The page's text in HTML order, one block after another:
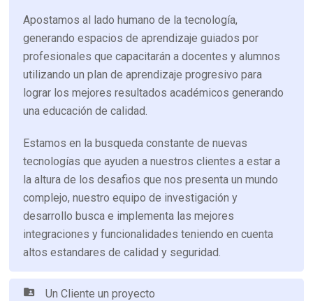
Apostamos al lado humano de la tecnología,
generando espacios de aprendizajeguiados por
profesionales que capacitarána docentes y alumnos
utilizando un plan de aprendizaje progresivopara
lograr los mejores resultados académicos generando
una educación de calidad.
Estamos en la busqueda constante de nuevas
tecnologías que ayuden a nuestros clientes a estara
la altura de los desafios que nos presenta un mundo
complejo, nuestro equipo de investigación y
desarrollo busca e implementa las mejores
integraciones y funcionalidades teniendo en cuenta
altos estandares de calidad y seguridad.
Un Cliente un proyecto